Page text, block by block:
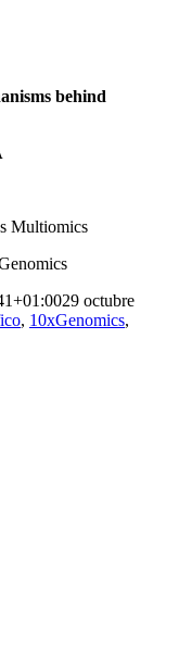
behind
Multiomics
29 octubre
, 10xGenomics,